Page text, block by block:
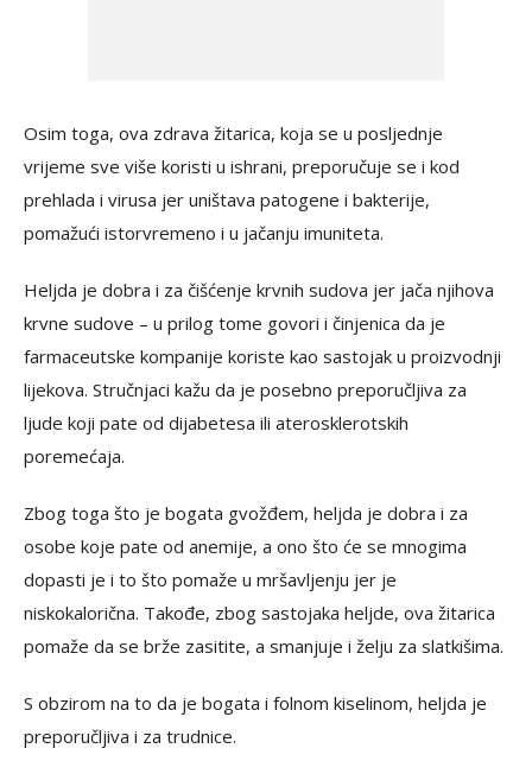
Osim toga, ova zdrava žitarica, koja se u posljednje
vrijeme sve više koristi u ishrani, preporučuje se i kod
prehlada i virusa jer uništava patogene i bakterije,
pomažući istorvremeno i u jačanju imuniteta.
Heljda je dobra i za čišćenje krvnih sudova jer jača njihova
krvne sudove – u prilog tome govori i činjenica da je
farmaceutske kompanije koriste kao sastojak u proizvodnji
lijekova. Stručnjaci kažu da je posebno preporučljiva za
ljude koji pate od dijabetesa ili aterosklerotskih
poremećaja.
Zbog toga što je bogata gvožđem, heljda je dobra i za
osobe koje pate od anemije, a ono što će se mnogima
dopasti je i to što pomaže u mršavljenju jer je
niskokalorična. Takođe, zbog sastojaka heljde, ova žitarica
pomaže da se brže zasitite, a smanjuje i želju za slatkišima.
S obzirom na to da je bogata i folnom kiselinom, heljda je
preporučljiva i za trudnice.